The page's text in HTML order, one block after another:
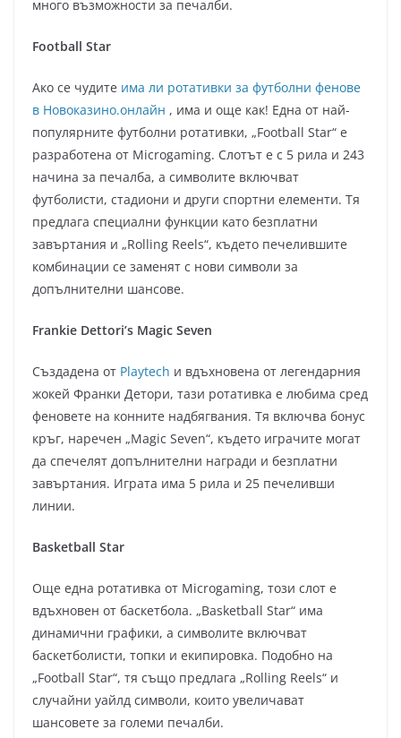
много възможности за печалби.
Football Star
Ако се чудите има ли ротативки за футболни фенове
в Новоказино.онлайн , има и още как! Една от най-
популярните футболни ротативки, „Football Star“ е
разработена от Microgaming. Слотът е с 5 рила и 243
начина за печалба, а символите включват
футболисти, стадиони и други спортни елементи. Тя
предлага специални функции като безплатни
завъртания и „Rolling Reels“, където печелившите
комбинации се заменят с нови символи за
допълнителни шансове.
Frankie Dettori’s Magic Seven
Създадена от Playtech и вдъхновена от легендарния
жокей Франки Детори, тази ротативка е любима сред
феновете на конните надбягвания. Тя включва бонус
кръг, наречен „Magic Seven“, където играчите могат
да спечелят допълнителни награди и безплатни
завъртания. Играта има 5 рила и 25 печеливши
линии.
Basketball Star
Още една ротативка от Microgaming, този слот е
вдъхновен от баскетбола. „Basketball Star“ има
динамични графики, а символите включват
баскетболисти, топки и екипировка. Подобно на
„Football Star“, тя също предлага „Rolling Reels“ и
случайни уайлд символи, които увеличават
шансовете за големи печалби.